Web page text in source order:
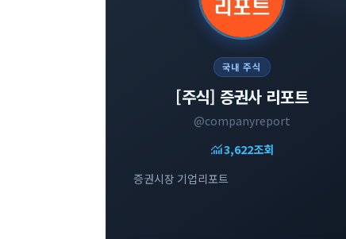
국내 주식
[주식] 증권사 리포트
@companyreport
monitoring3,622조회
증권시장 기업리포트